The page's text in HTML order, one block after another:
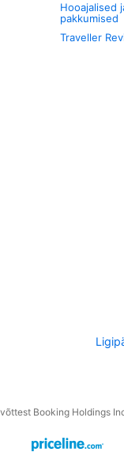
Hooajalised
pakkumised
Traveller
Booking Holdings